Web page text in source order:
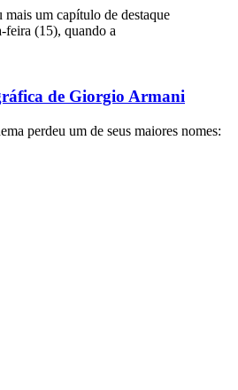
um capítulo de destaque
feira (15), quando a
de Giorgio Armani
perdeu um de seus maiores nomes: